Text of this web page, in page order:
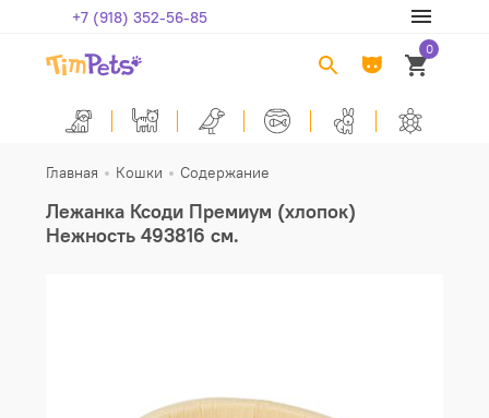
+7 (918) 352-56-85
0
Главная Кошки Содержание
Лежанка Ксоди Премиум (хлопок)
Нежность 493816 см.